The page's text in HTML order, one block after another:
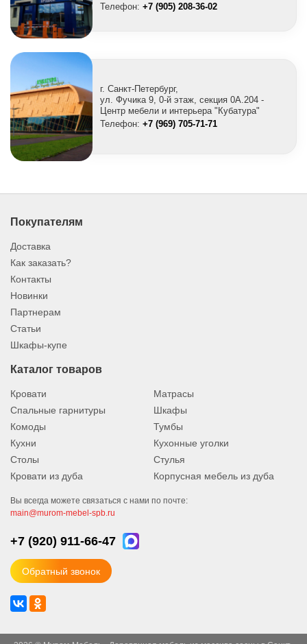
Телефон: +7 (905) 208-36-02
г. Санкт-Петербург,
ул. Фучика 9, 0-й этаж, секция 0A.204 -
Центр мебели и интерьера "Кубатура"
Телефон: +7 (969) 705-71-71
Покупателям
Доставка
Как заказать?
Контакты
Новинки
Партнерам
Статьи
Шкафы-купе
Каталог товаров
Кровати
Матрасы
Спальные гарнитуры
Шкафы
Комоды
Тумбы
Кухни
Кухонные уголки
Столы
Стулья
Кровати из дуба
Корпусная мебель из дуба
Вы всегда можете связаться с нами по почте:
main@murom-mebel-spb.ru
+7 (920) 911-66-47
Обратный звонок